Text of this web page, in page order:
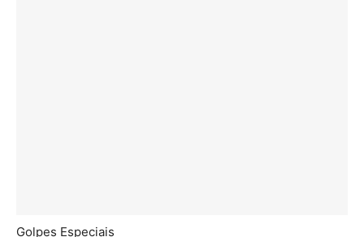
Golpes Especiais